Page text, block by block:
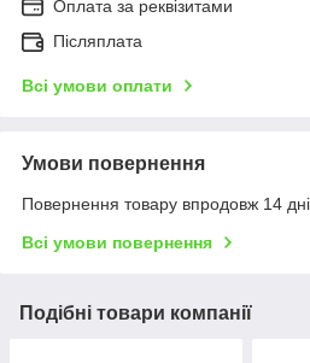
Оплата за реквізитами
Післяплата
Всі умови оплати
Умови повернення
Повернення товару впродовж 14
Всі умови повернення
Подібні товари компанії